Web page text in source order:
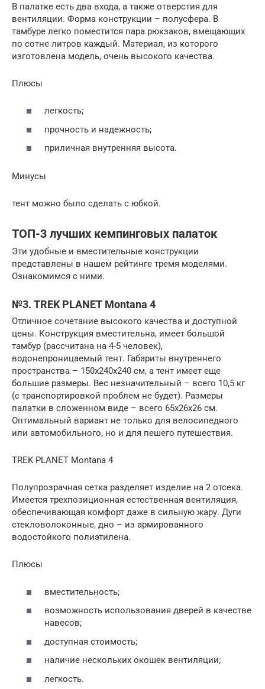
В палатке есть два входа, а также отверстия для
вентиляции. Форма конструкции – полусфера. В
тамбуре легко поместится пара рюкзаков, вмещающих
по сотне литров каждый. Материал, из которого
изготовлена модель, очень высокого качества.
Плюсы
легкость;
прочность и надежность;
приличная внутренняя высота.
Минусы
тент можно было сделать с юбкой.
ТОП-3 лучших кемпинговых палаток
Эти удобные и вместительные конструкции
представлены в нашем рейтинге тремя моделями.
Ознакомимся с ними.
№3. TREK PLANET Montana 4
Отличное сочетание высокого качества и доступной
цены. Конструкция вместительна, имеет большой
тамбур (рассчитана на 4-5 человек),
водонепроницаемый тент. Габариты внутреннего
пространства – 150х240х240 см, а тент имеет еще
большие размеры. Вес незначительный – всего 10,5 кг
(с транспортировкой проблем не будет). Размеры
палатки в сложенном виде – всего 65х26х26 см.
Оптимальный вариант не только для велосипедного
или автомобильного, но и для пешего путешествия.
TREK PLANET Montana 4
Полупрозрачная сетка разделяет изделие на 2 отсека.
Имеется трехпозиционная естественная вентиляция,
обеспечивающая комфорт даже в сильную жару. Дуги
стекловолоконные, дно – из армированного
водостойкого полиэтилена.
Плюсы
вместительность;
возможность использования дверей в качестве
навесов;
доступная стоимость;
наличие нескольких окошек вентиляции;
легкость.